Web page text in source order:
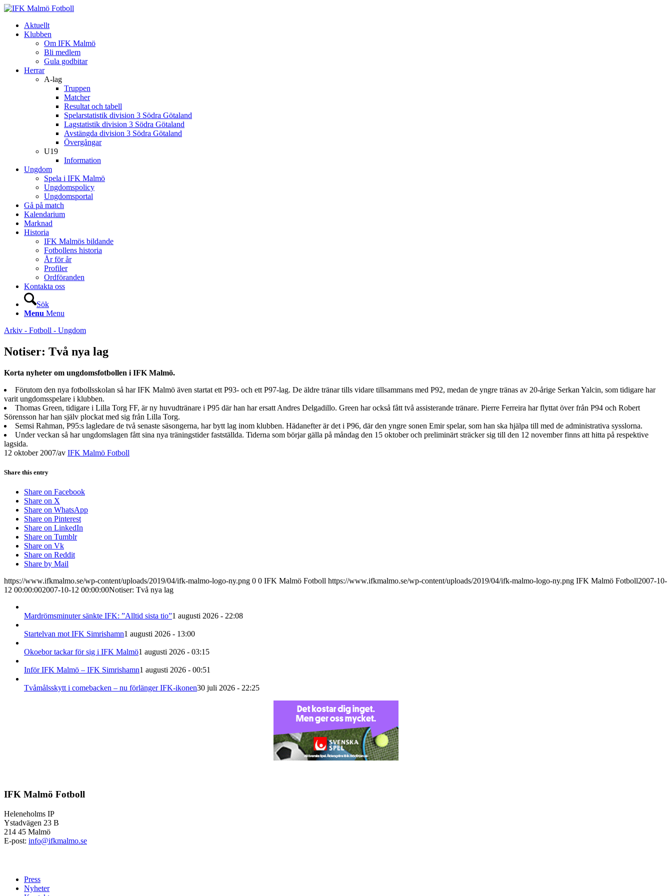
Aktuellt
Klubben
Om IFK Malmö
Bli medlem
Gula godbitar
Herrar
A-lag
Truppen
Matcher
Resultat och tabell
Spelarstatistik division 3 Södra Götaland
Lagstatistik division 3 Södra Götaland
Avstängda division 3 Södra Götaland
Övergångar
U19
Information
Ungdom
Spela i IFK Malmö
Ungdomspolicy
Ungdomsportal
Gå på match
Kalendarium
Marknad
Historia
IFK Malmös bildande
Fotbollens historia
År för år
Profiler
Ordföranden
Kontakta oss
Sök
Menu Menu
Arkiv - Fotboll - Ungdom
Notiser: Två nya lag
Korta nyheter om ungdomsfotbollen i IFK Malmö.
Förutom den nya fotbollsskolan så har IFK Malmö även startat ett P93- och ett P97-lag. De äldre tränar tills vidare tillsammans med P92, medan de yngre tränas av 20-årige Serkan Yalcin, som tidigare har
varit ungdomsspelare i klubben.
Thomas Green, tidigare i Lilla Torg FF, är ny huvudtränare i P95 där han har ersatt Andres Delgadillo. Green har också fått två assisterande tränare. Pierre Ferreira har flyttat över från P94 och Robert
Sörensson har han själv plockat med sig från Lilla Torg.
Semsi Rahman, P95:s lagledare de två senaste säsongerna, har bytt lag inom klubben. Hädanefter är det i P96, där den yngre sonen Emir spelar, som han ska hjälpa till med de administrativa sysslorna.
Under veckan så har ungdomslagen fått sina nya träningstider fastställda. Tiderna som börjar gälla på måndag den 15 oktober och preliminärt sträcker sig till den 12 november finns att hitta på respektive
lagsida.
12 oktober 2007/av IFK Malmö Fotboll
Share this entry
Share on Facebook
Share on X
Share on WhatsApp
Share on Pinterest
Share on LinkedIn
Share on Tumblr
Share on Vk
Share on Reddit
Share by Mail
https://www.ifkmalmo.se/wp-content/uploads/2019/04/ifk-malmo-logo-ny.png 0 0 IFK Malmö Fotboll https://www.ifkmalmo.se/wp-content/uploads/2019/04/ifk-malmo-logo-ny.png IFK Malmö Fotboll2007-10-
12 00:00:002007-10-12 00:00:00Notiser: Två nya lag
Mardrömsminuter sänkte IFK: ”Alltid sista tio”1 augusti 2026 - 22:08
Startelvan mot IFK Simrishamn1 augusti 2026 - 13:00
Okoebor tackar för sig i IFK Malmö1 augusti 2026 - 03:15
Inför IFK Malmö – IFK Simrishamn1 augusti 2026 - 00:51
Tvåmålsskytt i comebacken – nu förlänger IFK-ikonen30 juli 2026 - 22:25
IFK Malmö Fotboll
Heleneholms IP
Ystadvägen 23 B
214 45 Malmö
E-post: info@ifkmalmo.se
Press
Nyheter